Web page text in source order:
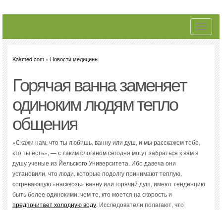
Toggle
Kakmed.com » Новости медицины
Горячая ванна заменяет
одиноким людям тепло
общения
«Скажи нам, что ты любишь, ванну или душ, и мы расскажем тебе,
кто ты есть», — с таким слоганом сегодня могут забраться к вам в
душу ученые из Йельского Университета. Ибо давеча они
установили, что люди, которые подолгу принимают теплую,
согревающую «насквозь» ванну или горячий душ, имеют тенденцию
быть более одинокими, чем те, кто моется на скорость и
предпочитает холодную воду. Исследователи полагают, что